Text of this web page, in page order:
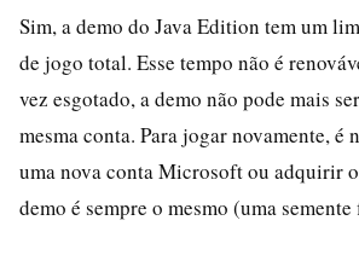
Sim, a demo do Java Edition tem um
de jogo total. Esse tempo não é
vez esgotado, a demo não pode mais
mesma conta. Para jogar novamente, é
uma nova conta Microsoft ou adquirir
demo é sempre o mesmo (uma semente